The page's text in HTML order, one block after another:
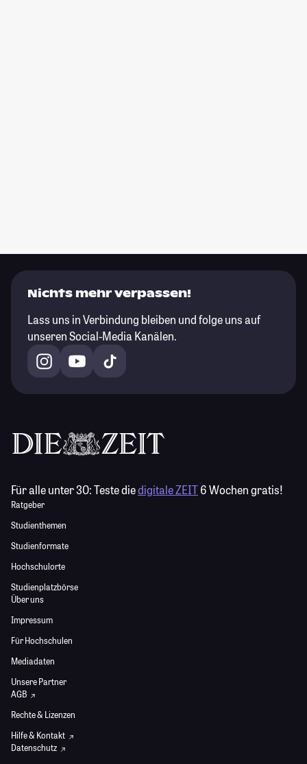
Nichts mehr verpassen!
Lass uns in Verbindung bleiben und folge uns auf
unseren Social-Media Kanälen.
Für alle unter 30:Teste diedigitale ZEIT6 Wochen gratis!
Ratgeber
Studienthemen
Studienformate
Hochschulorte
Studienplatzbörse
Über uns
Impressum
Für Hochschulen
Mediadaten
Unsere Partner
AGB
Rechte & Lizenzen
Hilfe & Kontakt
Datenschutz